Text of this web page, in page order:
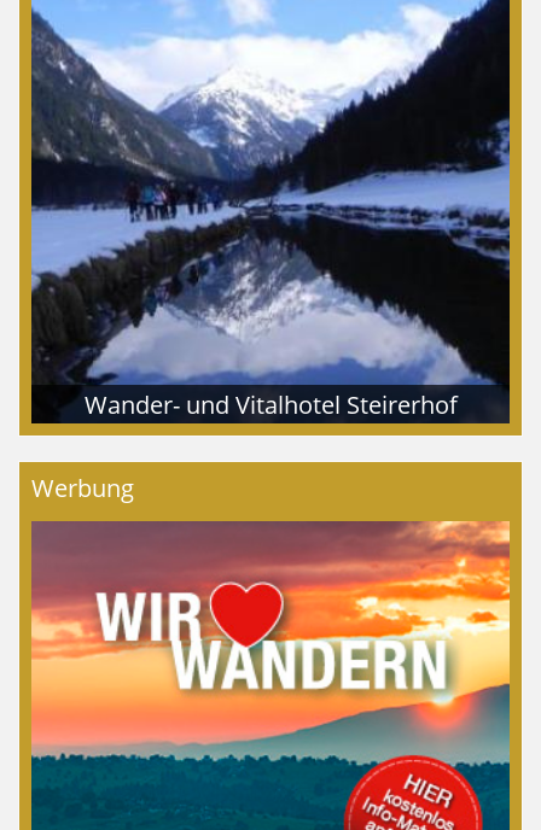
Wander- und Vitalhotel Steirerhof
Werbung